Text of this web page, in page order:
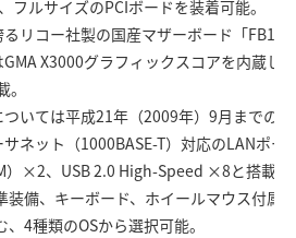
フルサイズのPCIボードを装着可能。
リコー社製の国産マザーボード「
X3000グラフィックスコアを内蔵し
いては平成21年（2009年）9月までの
ネット（1000BASE-T）対応のLANポー
）×2、USB 2.0 High-Speed ×8と搭載I/
装備、キーボード、ホイールマウス付属。
4種類のOSから選択可能。